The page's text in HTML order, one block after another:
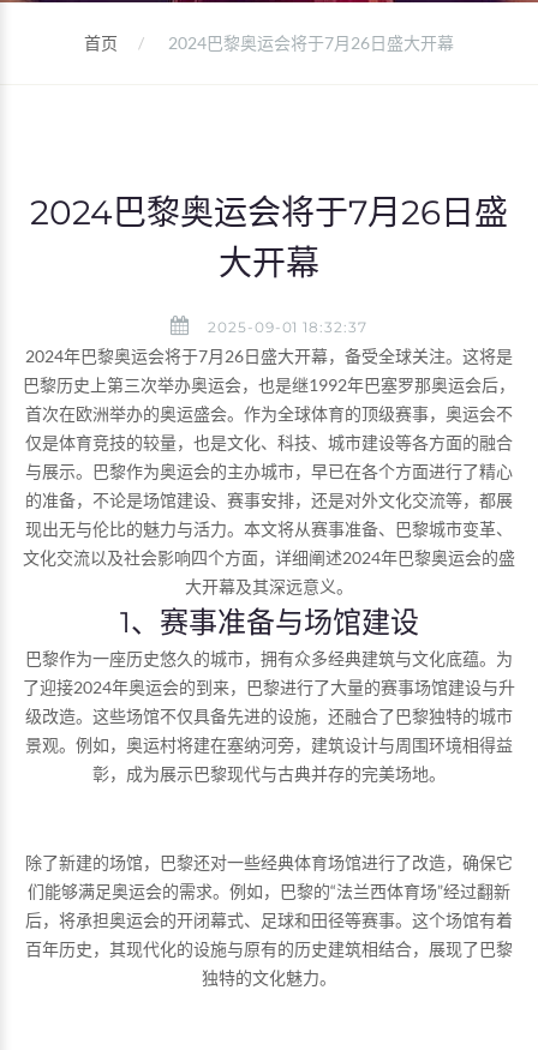
首页 2024巴黎奥运会将于7月26日盛大开幕
2024巴黎奥运会将于7月26日盛
大开幕
2025-09-01 18:32:37
2024年巴黎奥运会将于7月26日盛大开幕，备受全球关注。这将是
巴黎历史上第三次举办奥运会，也是继1992年巴塞罗那奥运会后，
首次在欧洲举办的奥运盛会。作为全球体育的顶级赛事，奥运会不
仅是体育竞技的较量，也是文化、科技、城市建设等各方面的融合
与展示。巴黎作为奥运会的主办城市，早已在各个方面进行了精心
的准备，不论是场馆建设、赛事安排，还是对外文化交流等，都展
现出无与伦比的魅力与活力。本文将从赛事准备、巴黎城市变革、
文化交流以及社会影响四个方面，详细阐述2024年巴黎奥运会的盛
大开幕及其深远意义。
1、赛事准备与场馆建设
巴黎作为一座历史悠久的城市，拥有众多经典建筑与文化底蕴。为
了迎接2024年奥运会的到来，巴黎进行了大量的赛事场馆建设与升
级改造。这些场馆不仅具备先进的设施，还融合了巴黎独特的城市
景观。例如，奥运村将建在塞纳河旁，建筑设计与周围环境相得益
彰，成为展示巴黎现代与古典并存的完美场地。
除了新建的场馆，巴黎还对一些经典体育场馆进行了改造，确保它
们能够满足奥运会的需求。例如，巴黎的“法兰西体育场”经过翻新
后，将承担奥运会的开闭幕式、足球和田径等赛事。这个场馆有着
百年历史，其现代化的设施与原有的历史建筑相结合，展现了巴黎
独特的文化魅力。